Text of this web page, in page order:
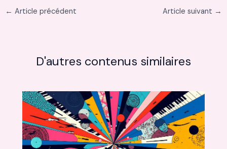
← Article précédent Article suivant →
D'autres contenus similaires